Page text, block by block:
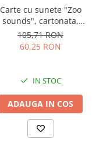
Carte cu sunete "Zoo
sounds", cartonata,
Usborne
105,71 RON
60,25 RON
IN STOC
ADAUGA IN COS